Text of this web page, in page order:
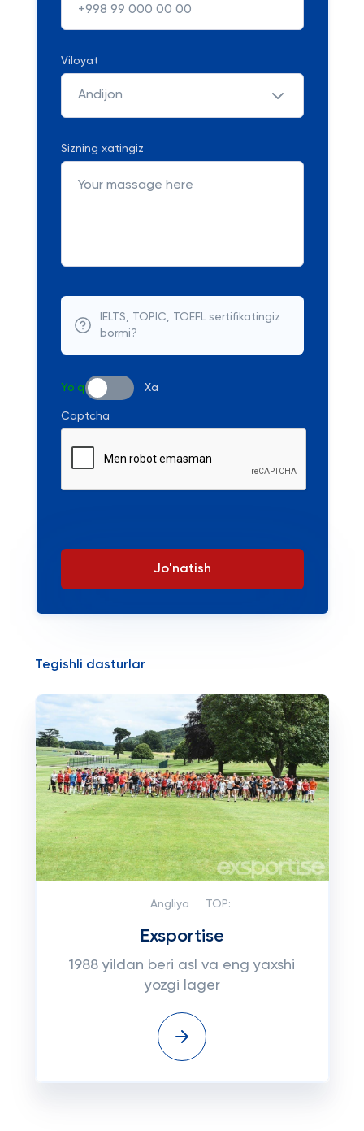
Viloyat
Andijon
Sizning xatingiz
IELTS, TOPIC, TOEFL sertifikatingiz
bormi?
Yo'q Xa
Captcha
Jo'natish
Tegishli dasturlar
Angliya TOP:
Exsportise
1988 yildan beri asl va eng yaxshi
yozgi lager